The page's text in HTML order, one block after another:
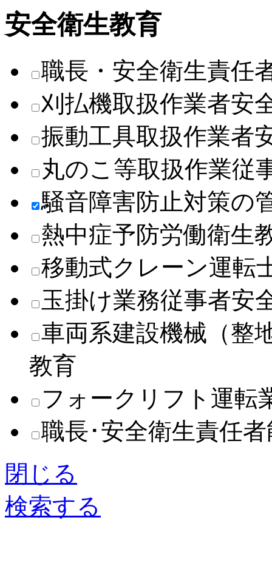
安全衛生教育
職長・安全衛生責任
刈払機取扱作業者安
振動工具取扱作業者
丸のこ等取扱作業従
騒音障害防止対策の
熱中症予防労働衛生
移動式クレーン運転
玉掛け業務従事者安
車両系建設機械（整
教育
フォークリフト運転
職長･安全衛生責任
閉じる
検索する